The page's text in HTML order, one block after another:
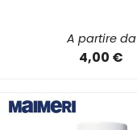
A partire da
4,00 €